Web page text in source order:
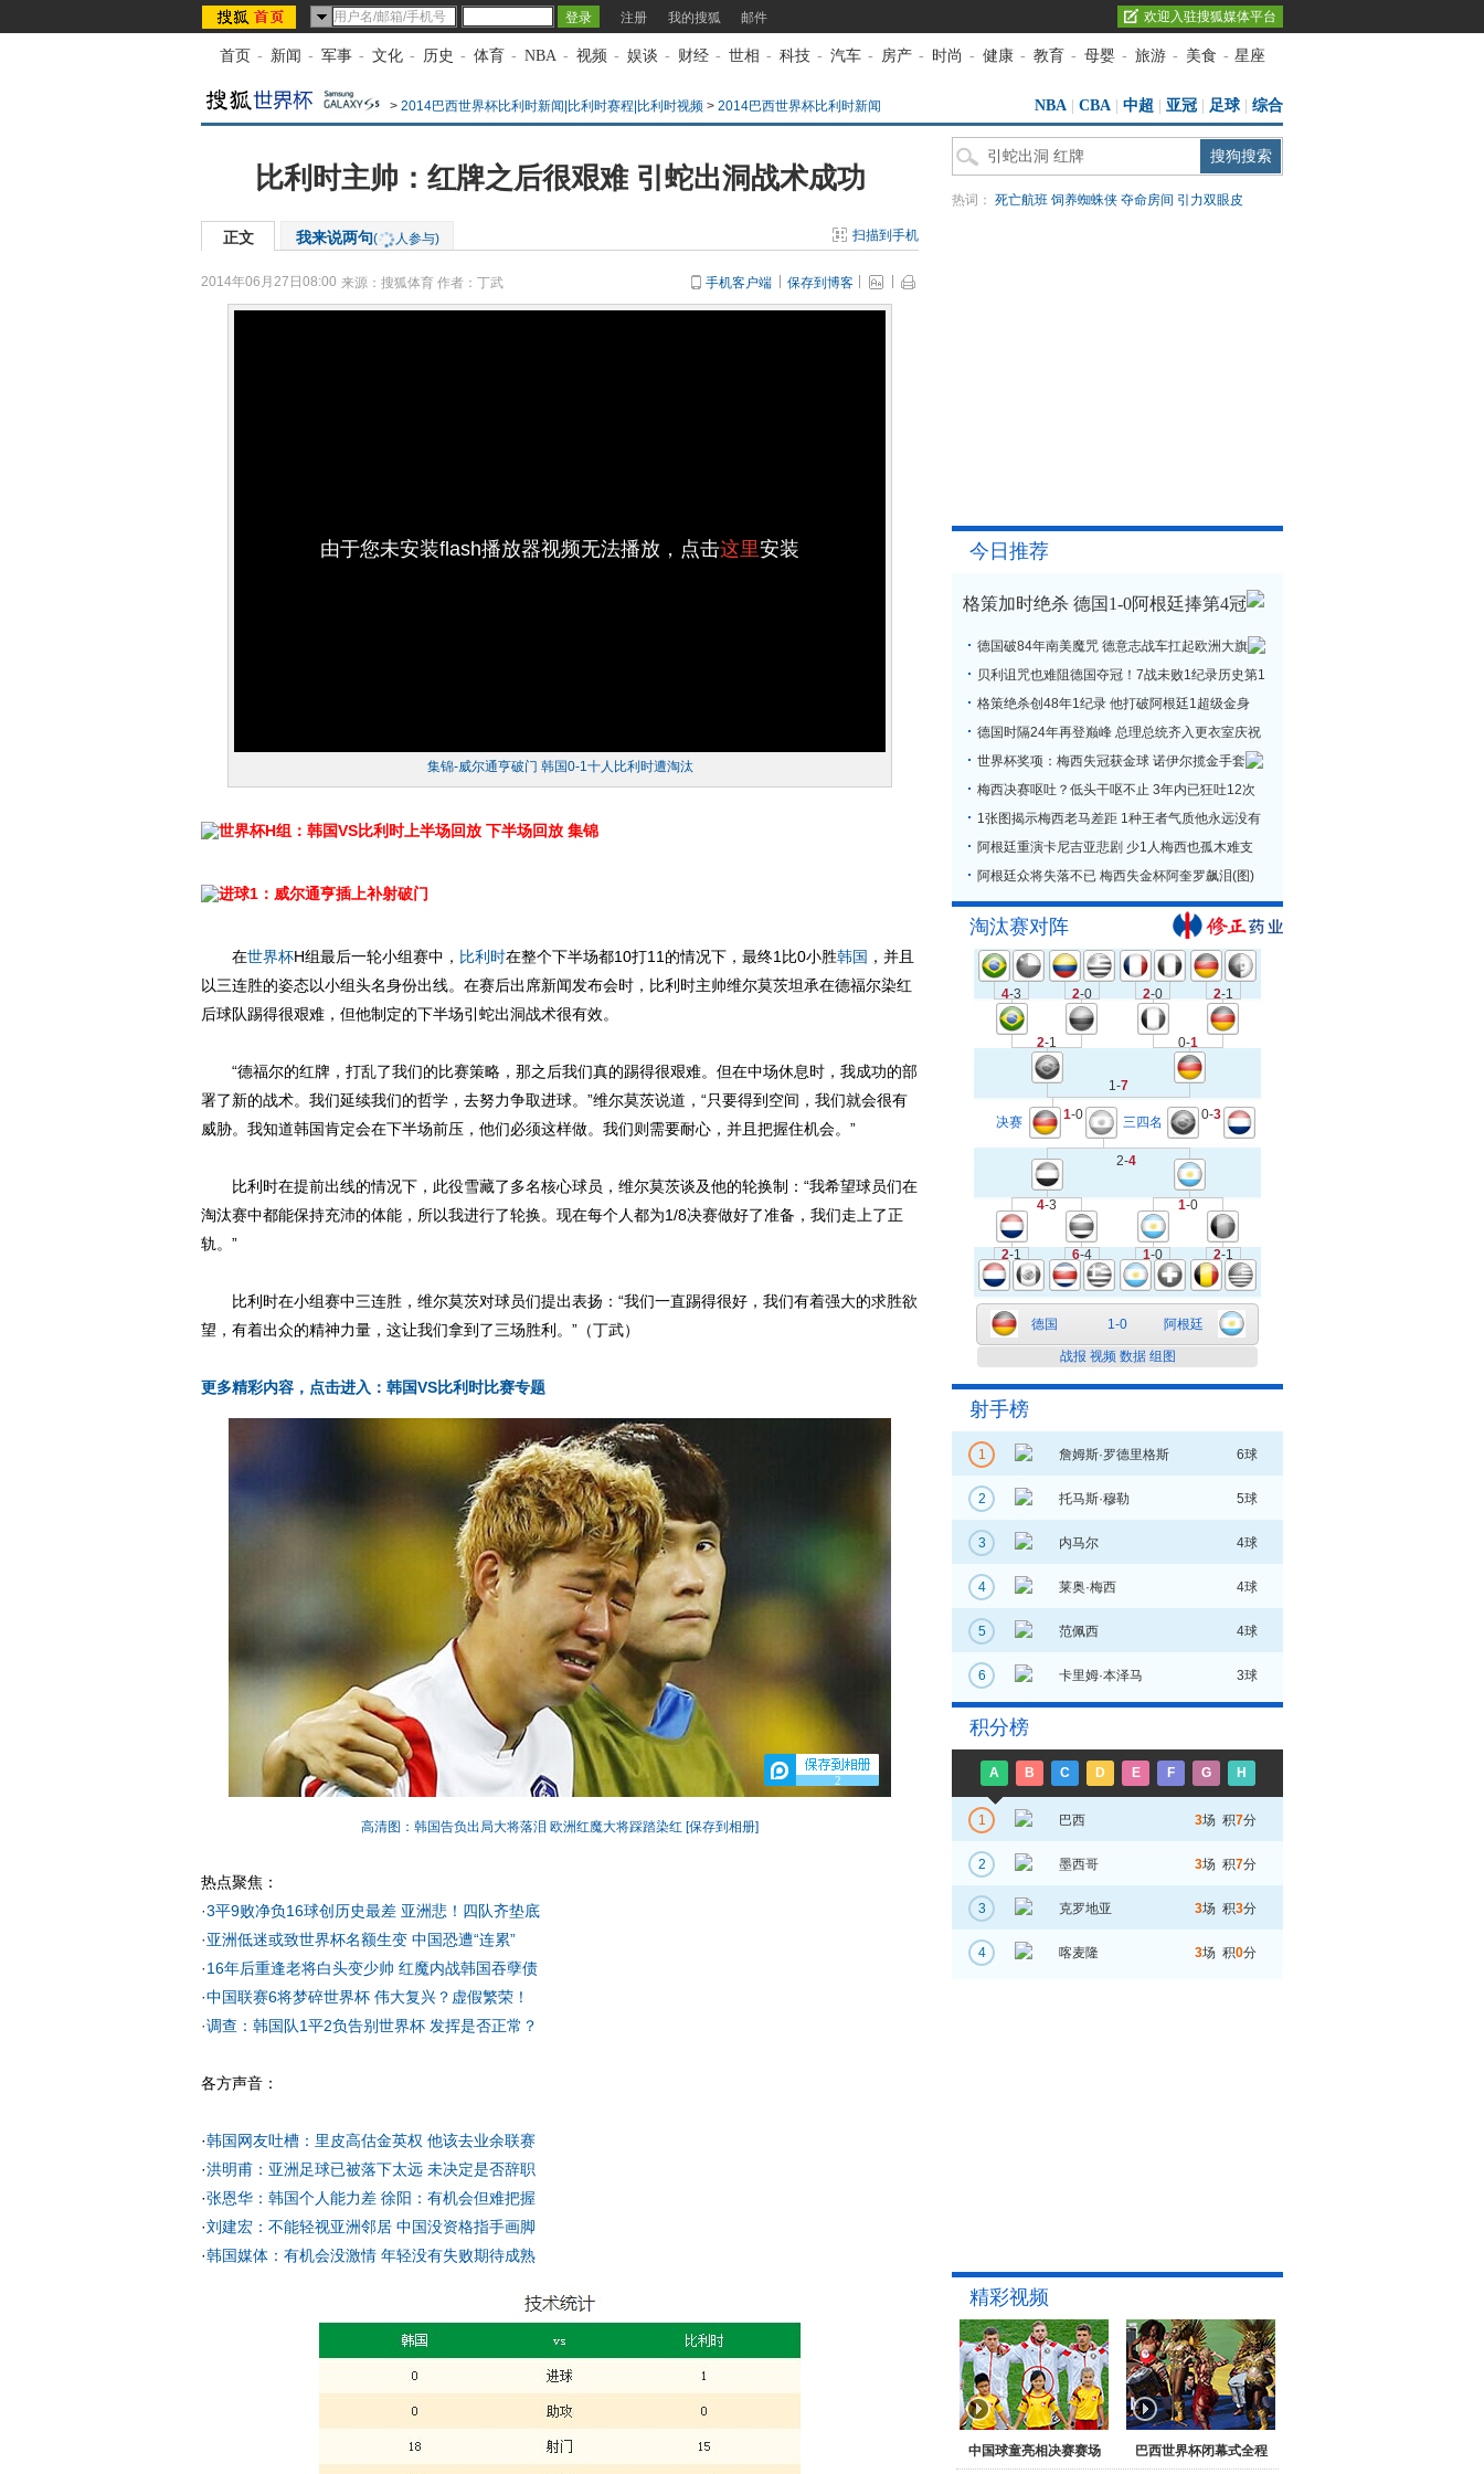
注册 我的搜狐 邮件 欢迎入驻搜狐媒体平台
首页 - 新闻 - 军事 - 文化 - 历史 - 体育 - NBA - 视频 - 娱谈 - 财经 - 世相 - 科技 - 汽车 - 房产 - 时尚 - 健康 - 教育 - 母婴 - 旅游 - 美食 - 星座
> 2014巴西世界杯比利时新闻|比利时赛程|比利时视频 > 2014巴西世界杯比利时新闻 NBA CBA 中超 亚冠 足球| 综合
比利时主帅：红牌之后很艰难 引蛇出洞战术成功
正文 我来说两句( 人参与) 扫描到手机
2014年06月27日08:00 来源： 搜狐体育 作者：丁武 手机客户端 保存到博客
由于您未安装flash播放器视频无法播放，点击这里安装
集锦-威尔通亨破门 韩国0-1十人比利时遭淘汰
世界杯H组：韩国VS比利时上半场回放 下半场回放 集锦
进球1：威尔通亨插上补射破门
在世界杯H组最后一轮小组赛中， 比利时在整个下半场都10打11的情况下，最终1比0小胜韩国 ，并且
以三连胜的姿态以小组头名身份出线。在赛后出席新闻发布会时，比利时主帅维尔莫茨坦承在德福尔染红
后球队踢得很艰难，但他制定的下半场引蛇出洞战术很有效。
“德福尔的红牌，打乱了我们的比赛策略，那之后我们真的踢得很艰难。但在中场休息时，我成功的部
署了新的战术。我们延续我们的哲学，去努力争取进球。”维尔莫茨说道，“只要得到空间，我们就会很有
威胁。我知道韩国肯定会在下半场前压，他们必须这样做。我们则需要耐心，并且把握住机会。”
比利时在提前出线的情况下，此役雪藏了多名核心球员，维尔莫茨谈及他的轮换制：“我希望球员们在
淘汰赛中都能保持充沛的体能，所以我进行了轮换。现在每个人都为1/8决赛做好了准备，我们走上了正
轨。”
比利时在小组赛中三连胜，维尔莫茨对球员们提出表扬：“我们一直踢得很好，我们有着强大的求胜欲
望，有着出众的精神力量，这让我们拿到了三场胜利。”（丁武）
更多精彩内容，点击进入：韩国VS比利时比赛专题
2
高清图：韩国告负出局大将落泪 欧洲红魔大将踩踏染红 [保存到相册]
热点聚焦：
·3平9败净负16球创历史最差 亚洲悲！四队齐垫底
·亚洲低迷或致世界杯名额生变 中国恐遭“连累”
·16年后重逢老将白头变少帅 红魔内战韩国吞孽债
·中国联赛6将梦碎世界杯 伟大复兴？虚假繁荣！
·调查：韩国队1平2负告别世界杯 发挥是否正常？
各方声音：
·韩国网友吐槽：里皮高估金英权 他该去业余联赛
·洪明甫：亚洲足球已被落下太远 未决定是否辞职
·张恩华：韩国个人能力差 徐阳：有机会但难把握
·刘建宏：不能轻视亚洲邻居 中国没资格指手画脚
·韩国媒体：有机会没激情 年轻没有失败期待成熟
热词： 死亡航班 饲养蜘蛛侠 夺命房间 引力双眼皮
今日推荐
格策加时绝杀 德国1-0阿根廷捧第4冠
德国破84年南美魔咒 德意志战车扛起欧洲大旗
贝利诅咒也难阻德国夺冠！7战未败1纪录历史第1
格策绝杀创48年1纪录 他打破阿根廷1超级金身
德国时隔24年再登巅峰 总理总统齐入更衣室庆祝
世界杯奖项：梅西失冠获金球 诺伊尔揽金手套
梅西决赛呕吐？低头干呕不止 3年内已狂吐12次
1张图揭示梅西老马差距 1种王者气质他永远没有
阿根廷重演卡尼吉亚悲剧 少1人梅西也孤木难支
阿根廷众将失落不已 梅西失金杯阿奎罗飙泪(图)
淘汰赛对阵
4-3 2-0 2-0 2-1
2-1 0-1
1-7
2-4
4-3 1-0
2-1 6-4 1-0 2-1
1-0 0-3
决赛 三四名
德国 1-0 阿根廷
战报 视频 数据 组图
射手榜
1 詹姆斯·罗德里格斯 6球
2 托马斯·穆勒 5球
3 内马尔 4球
4 莱奥·梅西 4球
5 范佩西 4球
6 卡里姆·本泽马 3球
积分榜
A B C D E F G H
1 巴西 3场 积7分
2 墨西哥 3场 积7分
3 克罗地亚 3场 积3分
4 喀麦隆 3场 积0分
精彩视频
中国球童亮相决赛赛场 巴西世界杯闭幕式全程